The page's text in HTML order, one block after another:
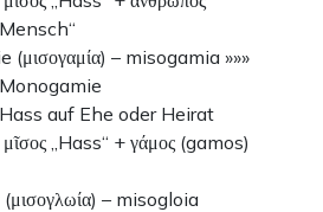
(μισογαμία) – misogamia »»»
auf Ehe oder Heirat
„Hass“ + γάμος (gamos)
– misogloia